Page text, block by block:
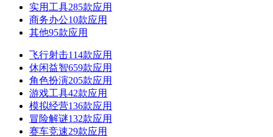
实用工具285款应用
商务办公10款应用
其他95款应用
飞行射击114款应用
休闲益智659款应用
角色扮演205款应用
游戏工具42款应用
模拟经营136款应用
冒险解谜132款应用
赛车竞速29款应用